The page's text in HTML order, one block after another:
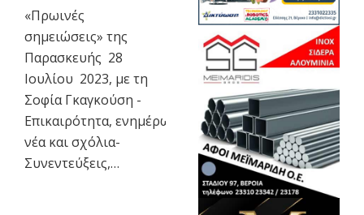
«Πρωινές
σημειώσεις» της
Παρασκευής 28
Ιουλίου 2023, με τη
Σοφία Γκαγκούση -
Επικαιρότητα, ενημέρωση,τοπικά
νέα και σχόλια-
Συνεντεύξεις,…